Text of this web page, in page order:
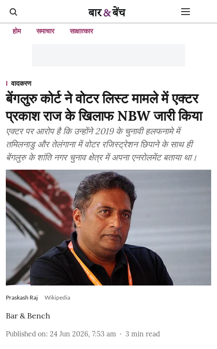
होम समाचार साक्षात्कार
वादकरण
बेंगलुरु कोर्ट ने वोटर लिस्ट मामले में एक्टर
प्रकाश राज के खिलाफ NBW जारी किया
एक्टर पर आरोप है कि उन्होंने 2019 के चुनावी हलफनामे में
तमिलनाडु और तेलंगाना में वोटर रजिस्ट्रेशन छिपाने के साथ ही
बेंगलुरु के शांति नगर चुनाव क्षेत्र में अपना एनरोलमेंट बताया था।
Praskash Raj Wikipedia
Bar & Bench
Published on: 24 Jun 2026, 7:53 am 3 min read